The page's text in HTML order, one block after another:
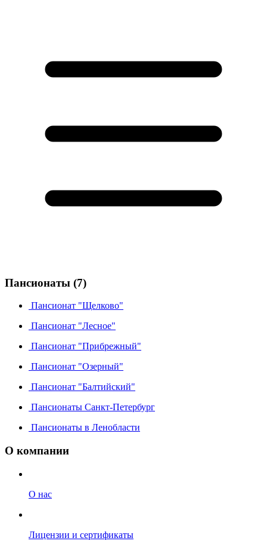
Пансионаты (7)
Пансионат "Щелково"
Пансионат "Лесное"
Пансионат "Прибрежный"
Пансионат "Озерный"
Пансионат "Балтийский"
Пансионаты Санкт-Петербург
Пансионаты в Ленобласти
О компании
О нас
Лицензии и сертификаты